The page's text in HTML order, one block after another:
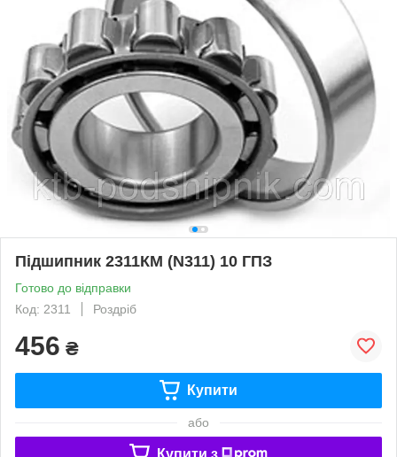
Підшипник 2311КМ (N311) 10 ГПЗ
Готово до відправки
Код: 2311
Роздріб
456 ₴
Купити
або
Купити з